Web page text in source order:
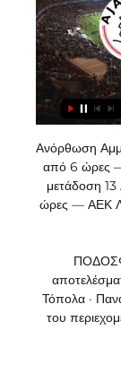
Ανόρθωση
από 6 ώρες
μετάδοση
ώρες — ΑΕΚ
Τόπολα ·
του